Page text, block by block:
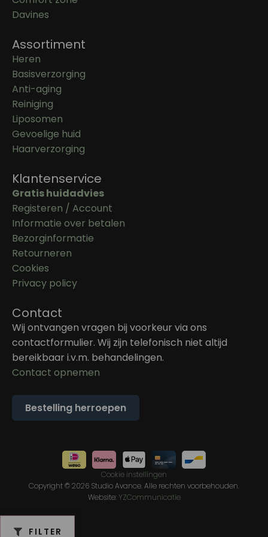
FILTER
Davines
Assortiment
Heren
Basisverzorging
Anti-aging
Reiniging
Liposomen
Gevoelige huid
Haarverzorging
Klantenservice
Gratis huidadvies
Registeren / Account
Informatie over betalen
Bezorginformatie
Retourneren
Cookies
Privacy policy
Contact
Wij ontvangen vragen bij voorkeur via ons
contactformulier. Wij zijn telefonisch niet altijd
bereikbaar i.v.m. behandelingen.
Contact opnemen
Bestelling herroepen
Cookie instellingen
Copyright © 2026 Studio Avance. Alle rechten voorbehouden.
Website: YZCommunicatie